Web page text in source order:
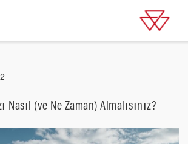
Nasıl (ve Ne Zaman) Almalısınız?